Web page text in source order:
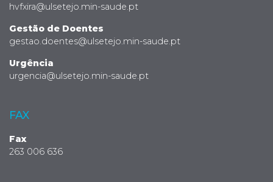
hvfxira@ulsetejo.min-saude.pt
Gestão de Doentes
gestao.doentes@ulsetejo.min-saude.pt
Urgência
urgencia@ulsetejo.min-saude.pt
FAX
Fax
263 006 636